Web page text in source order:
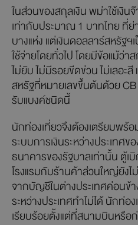
ในส่วนของสกุลเงิน พม่าใช้เงิน
เท่ากับประมาณ 1 บาทไทย ที่ย่
บางแห่ง แต่เงินดอลลาร์สหรัฐ
ใช้จ่ายโดยทั่วไป โดยมีข้อแม้ว่
ไม่ยับ ไม่มีรอยขีดข่วน ไม่เลอะ
สหรัฐที่หมายเลขขึ้นต้นด้วย
รับแบงค์ชนิดนี้
นักท่องเที่ยวจึงต้องเตรียมพร้อ
ระบบการเงินระหว่างประเทศ
ธนาคารของรัฐบาลเท่านั้น ตู้เ
โรงแรมกับร้านค้าส่วนใหญ่ยัง
จากบัญชีในต่างประเทศค่อนข้า
ระหว่างประเทศทำไม่ได้ นักท่อ
เรียบร้อยตั้งแต่ที่สนามบินหรือ